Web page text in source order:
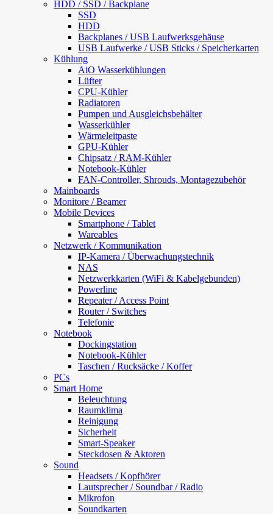
HDD / SSD / Backplane
SSD
HDD
Backplanes / USB Laufwerksgehäuse
USB Laufwerke / USB Sticks / Speicherkarten
Kühlung
AiO Wasserkühlungen
Lüfter
CPU-Kühler
Radiatoren
Pumpen und Ausgleichsbehälter
Wasserkühler
Wärmeleitpaste
GPU-Kühler
Chipsatz / RAM-Kühler
Notebook-Kühler
FAN-Controller, Shrouds, Montagezubehör
Mainboards
Monitore / Beamer
Mobile Devices
Smartphone / Tablet
Wareables
Netzwerk / Kommunikation
IP-Kamera / Überwachungstechnik
NAS
Netzwerkkarten (WiFi & Kabelgebunden)
Powerline
Repeater / Access Point
Router / Switches
Telefonie
Notebook
Dockingstation
Notebook-Kühler
Taschen / Rucksäcke / Koffer
PCs
Smart Home
Beleuchtung
Raumklima
Reinigung
Sicherheit
Smart-Speaker
Steckdosen & Aktoren
Sound
Headsets / Kopfhörer
Lautsprecher / Soundbar / Radio
Mikrofon
Soundkarten